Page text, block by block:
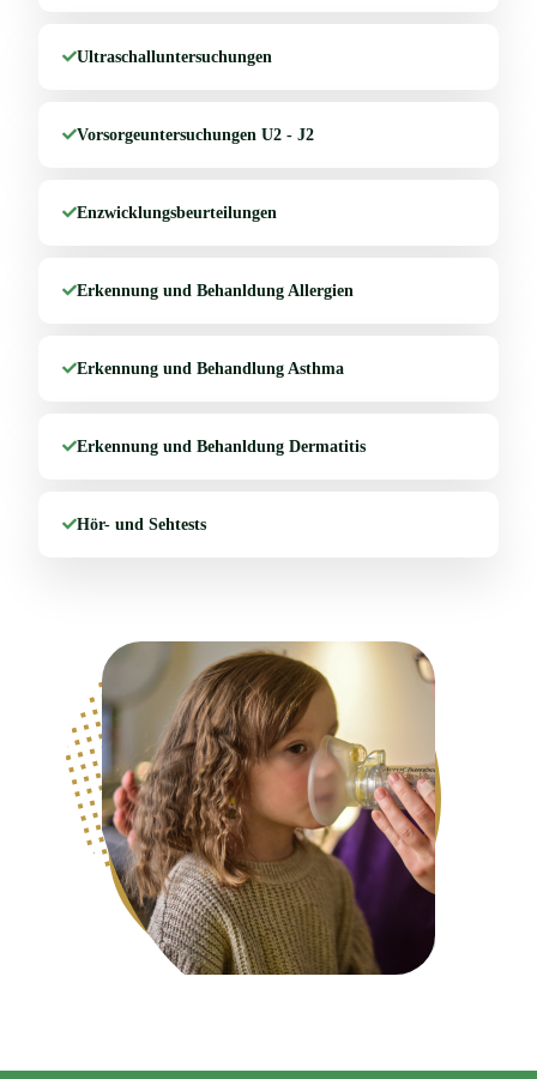
Ultraschalluntersuchungen
Vorsorgeuntersuchungen U2 - J2
Enzwicklungsbeurteilungen
Erkennung und Behanldung Allergien
Erkennung und Behandlung Asthma
Erkennung und Behanldung Dermatitis
Hör- und Sehtests